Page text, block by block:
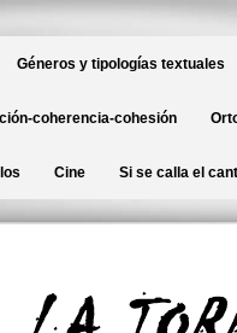
Géneros y tipologías textuales
coherencia-cohesión
Cine Si se calla el